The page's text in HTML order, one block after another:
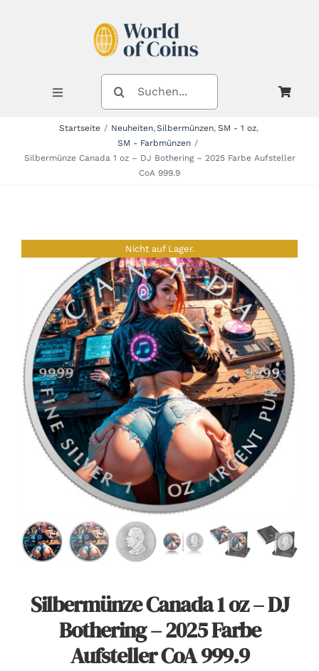
Toggle
Navigation
Neuheiten
Angebote
Über Uns
Kontakt
Mein Konto
Warenkorb
SUCHE
NACH:
Startseite Neuheiten Silbermünzen SM - 1 oz
SM - Farbmünzen
Silbermünze Canada 1 oz – DJ Bothering – 2025 Farbe Aufsteller
CoA 999.9
Nicht auf Lager.
Silbermünze Canada 1 oz – DJ
Bothering – 2025 Farbe
Aufsteller CoA 999.9